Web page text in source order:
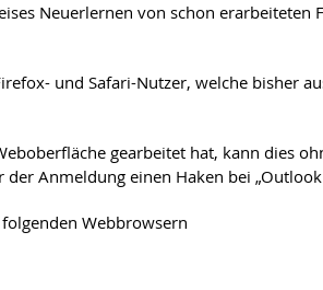
Neuerlernen von schon erarbeiteten
und Safari-Nutzer, welche bisher
gearbeitet hat, kann dies
Anmeldung einen Haken bei
Webbrowsern